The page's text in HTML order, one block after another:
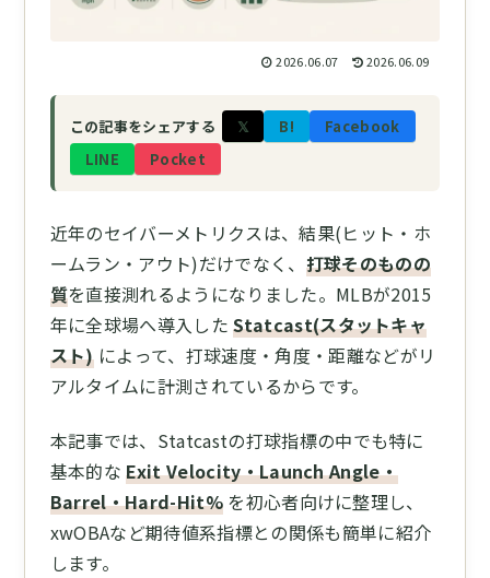
2026.06.07 2026.06.09
この記事をシェアする 𝕏 B!
Facebook
LINE
Pocket
近年のセイバーメトリクスは、結果(ヒット・ホ
ームラン・アウト)だけでなく、 打球そのものの
質を直接測れるようになりました。MLBが2015
年に全球場へ導入したStatcast(スタットキャ
スト)によって、打球速度・角度・距離などがリ
アルタイムに計測されているからです。
本記事では、Statcastの打球指標の中でも特に
基本的なExit Velocity・Launch Angle・
Barrel・Hard-Hit%を初心者向けに整理し、
xwOBAなど期待値系指標との関係も簡単に紹介
します。